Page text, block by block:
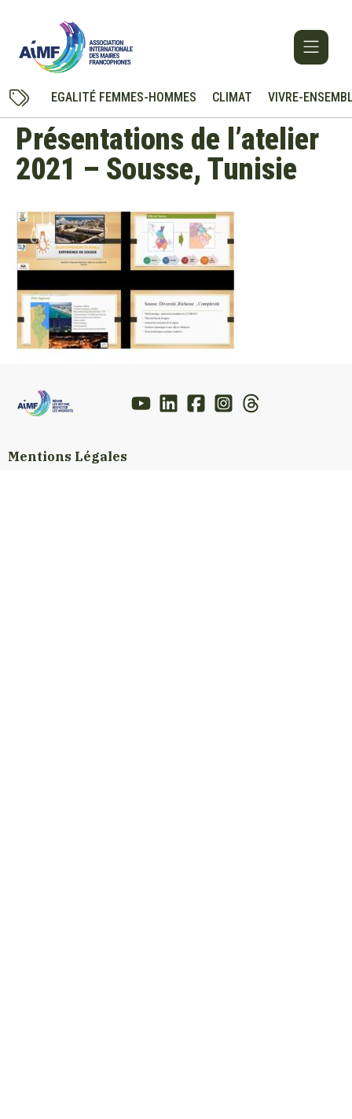
EGALITÉ FEMMES-HOMMES CLIMAT VIVRE-
Présentations de l’atelier
2021 – Sousse, Tunisie
Mentions Légales